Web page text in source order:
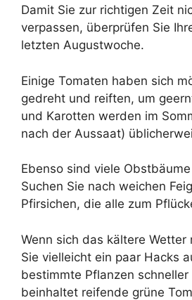
Damit Sie zur richtigen Zeit
verpassen, überprüfen Sie
letzten Augustwoche.
Einige Tomaten haben sich
gedreht und reiften, um
und Karotten werden im
nach der Aussaat)
Ebenso sind viele
Suchen Sie nach weichen
Pfirsichen, die alle zum
Wenn sich das kältere Wetter
Sie vielleicht ein paar Hacks
bestimmte Pflanzen schneller
beinhaltet reifende grüne